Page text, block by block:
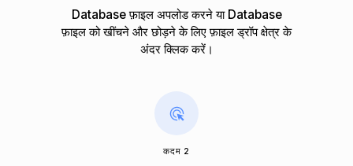
Database फ़ाइल अपलोड करने या Database
फ़ाइल को खींचने और छोड़ने के लिए फ़ाइल ड्रॉप क्षेत्र के
अंदर क्लिक करें।
कदम 2